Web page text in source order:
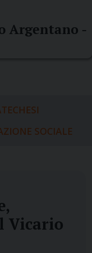
Argentano -
SOCIALE
Vicario